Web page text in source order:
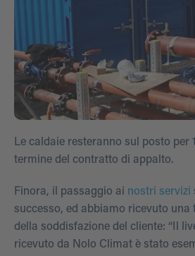
Le caldaie resteranno sul posto per
termine del contratto di appalto.
Finora, il passaggio ai nostri servizi
successo, ed abbiamo ricevuto
della soddisfazione del cliente: “Il
ricevuto da Nolo Climat è stato